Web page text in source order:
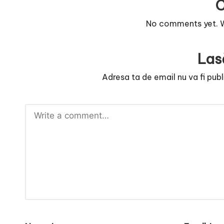
c
No comments yet.
Adresa ta de email nu va fi